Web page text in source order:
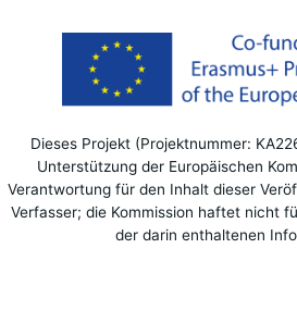
Dieses Projekt (Projektnummer:
Unterstützung der Europäischen
Verantwortung für den Inhalt dieser
Verfasser; die Kommission haftet nicht
der darin enthaltenen